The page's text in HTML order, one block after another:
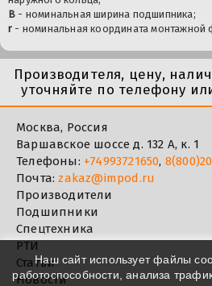
B - номинальная ширина подшипника;
r - номинальная координата монтажной
Производителя, цену,
уточняйте по телефону
Москва, Россия
Варшавское шоссе д. 132 А, к. 1
Телефоны: +74993721650,
Почта:zakaz@impod.ru
Производители
Подшипники
Спецтехника
РТИ
Статьи
Новости
Наш сайт использует файлы
работоспособности, анализа